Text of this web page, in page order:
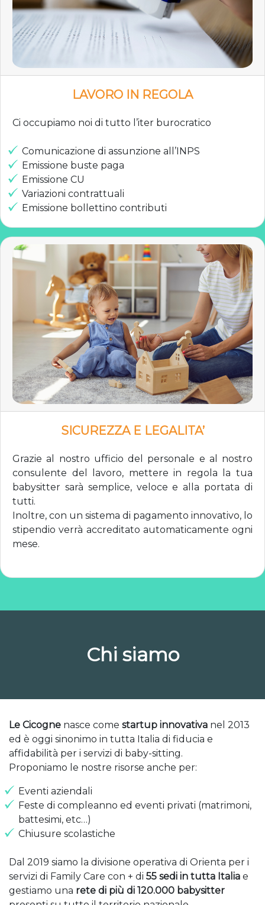
LAVORO IN REGOLA
Ci occupiamo noi di tutto l’iter burocratico
Comunicazione di assunzione all’INPS
Emissione buste paga
Emissione CU
Variazioni contrattuali
Emissione bollettino contributi
SICUREZZA E LEGALITA’
Grazie al nostro ufficio del personale e al nostro
consulente del lavoro, mettere in regola la tua
babysitter sarà semplice, veloce e alla portata di
tutti.
Inoltre, con un sistema di pagamento innovativo, lo
stipendio verrà accreditato automaticamente ogni
mese.
Chi siamo
Le Cicogne nasce come startup innovativa nel 2013
ed è oggi sinonimo in tutta Italia di fiducia e
affidabilità per i servizi di baby-sitting.
Proponiamo le nostre risorse anche per:
Eventi aziendali
Feste di compleanno ed eventi privati (matrimoni,
battesimi, etc…)
Chiusure scolastiche
Dal 2019 siamo la divisione operativa di Orienta per i
servizi di Family Care con + di 55 sedi in tutta Italia e
gestiamo una rete di più di 120.000 babysitter